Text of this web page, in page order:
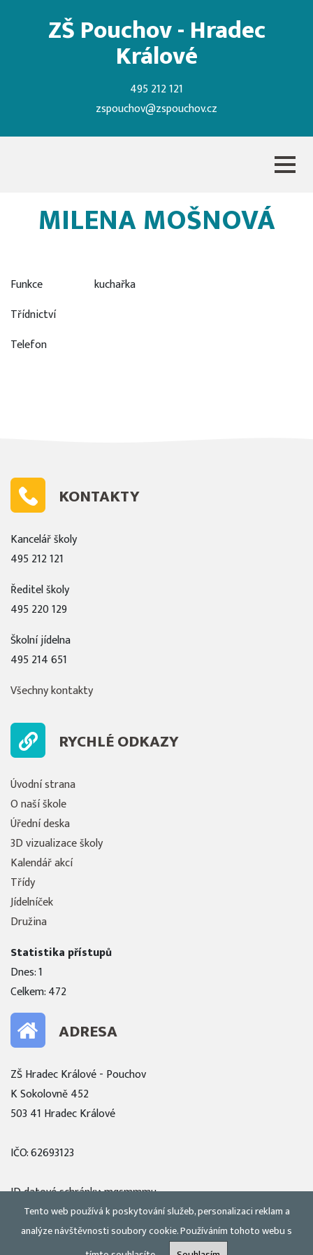
ZŠ Pouchov - Hradec
Králové
495 212 121
zspouchov@zspouchov.cz
MILENA MOŠNOVÁ
Funkce
kuchařka
Třídnictví
Telefon
KONTAKTY
Kancelář školy
495 212 121
Ředitel školy
495 220 129
Školní jídelna
495 214 651
Všechny kontakty
RYCHLÉ ODKAZY
Úvodní strana
O naší škole
Úřední deska
3D vizualizace školy
Kalendář akcí
Třídy
Jídelníček
Družina
Statistika přístupů
Dnes: 1
Celkem: 472
ADRESA
ZŠ Hradec Králové - Pouchov
K Sokolovně 452
503 41 Hradec Králové
IČO: 62693123
ID datové schránky: mqsmmmu
Zobrazit mapu
Tento web používá k poskytování služeb, personalizaci reklam a
analýze návštěvnosti soubory cookie. Používáním tohoto webu s